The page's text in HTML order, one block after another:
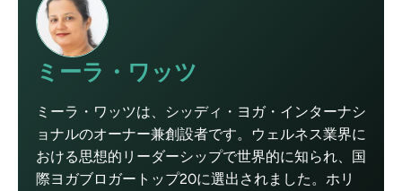
ミーラ・ワッツ
ミーラ・ワッツは、シッディ・ヨガ・インターナシ
ョナルのオーナー兼創設者です。ウェルネス業界に
おける思想的リーダーシップで世界的に知られ、国
際ヨガブロガートップ20に選出されました。ホリ